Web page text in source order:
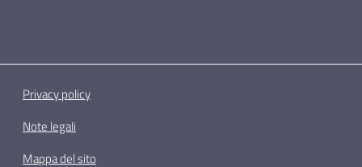
Privacy policy
Note legali
Mappa del sito